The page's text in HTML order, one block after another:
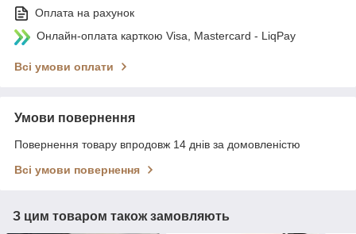
Оплата на рахунок
Онлайн-оплата карткою Visa, Mastercard - LiqPay
Всі умови оплати
Умови повернення
Повернення товару впродовж 14 днів за домовленістю
Всі умови повернення
З цим товаром також замовляють